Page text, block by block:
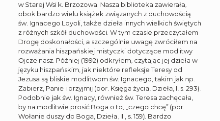
w Starej Wsi k. Brzozowa. Nasza biblioteka zawierała,
obok bardzo wielu książek związanych z duchowością
św. Ignacego Loyoli, także dzieła innych wielkich świętych
z różnych szkół duchowości. W tym czasie przeczytałem
Drogę doskonałości, a szczególnie uwagę zwróciłem na
rozważania hiszpańskiej mistyczki dotyczące modlitwy
Ojcze nasz. Później (1992) odkryłem, czytając jej dzieła w
języku hiszpańskim, jak niektóre refleksje Teresy od
Jezusa są bliskie modlitwom św. Ignacego, takim jak np.
Zabierz, Panie i przyjmij (por. Księga życia, Dzieła, I, s. 293).
Podobnie jak św. Ignacy, również św. Teresa zachęcała,
by na modlitwie prosić Boga o to, „czego chcę” (por.
Wołanie duszy do Boga, Dzieła, III, s. 159). Bardzo